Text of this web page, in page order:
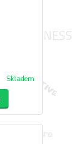
Skladem